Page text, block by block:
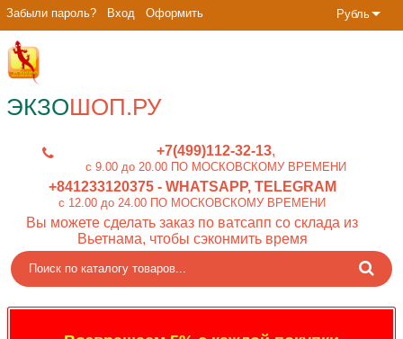
Рубль
Забыли пароль? Вход Оформить
ЭКЗОШОП.РУ
+7(499)112-32-13
c 9.00 до 20.00 ПО МОСКОВСКОМУ ВРЕМЕНИ
+841233120375- WHATSAPP, TELEGRAM
c 12.00 до 24.00 ПО МОСКОВСКОМУ ВРЕМЕНИ
Вы можете сделать заказ по ватсапп со склада из
Вьетнама, чтобы сэконмить время